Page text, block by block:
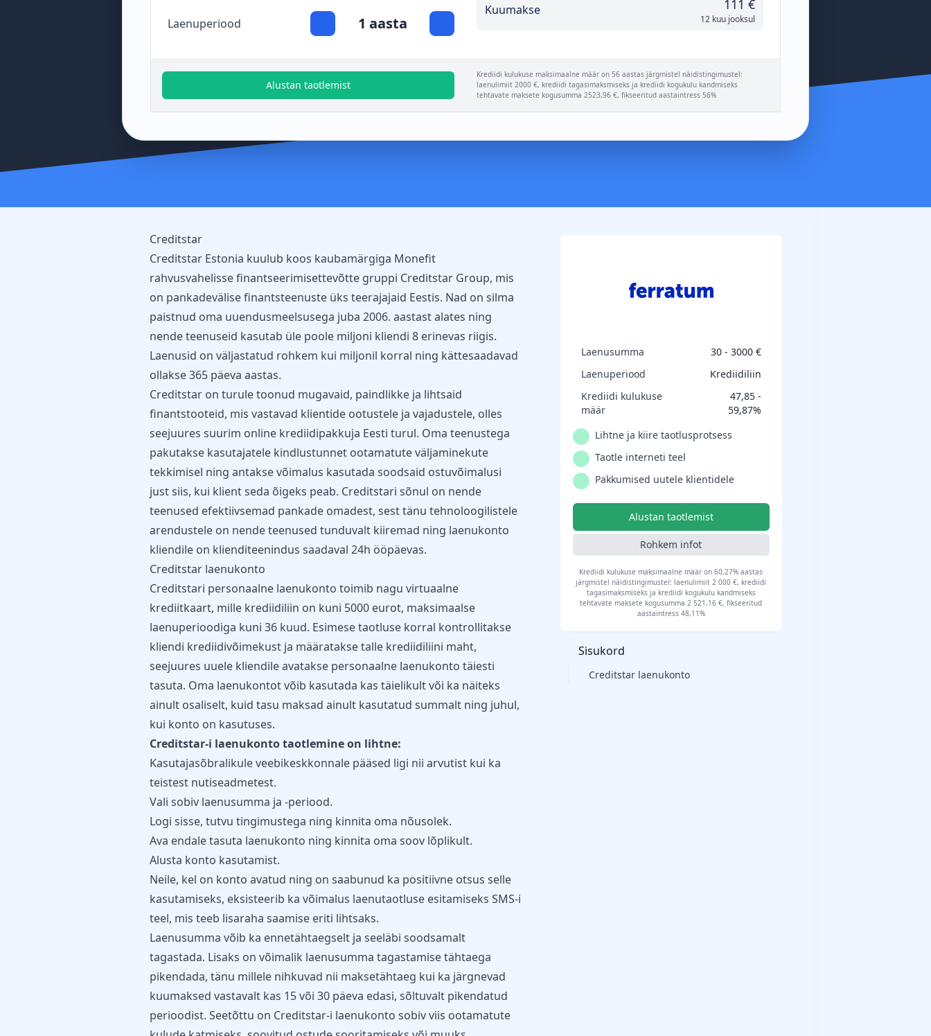
Laenuperiood 1 aasta
Kuumakse 111 €
12 kuu jooksul
Alustan taotlemist
Krediidi kulukuse maksimaalne määr on 56 aastas järgmistel näidistingimustel:
laenulimiit 2000 €, krediidi tagasimaksmiseks ja krediidi kogukulu kandmiseks
tehtavate maksete kogusumma 2523,96 €, fikseeritud aastaintress 56%
Laenusumma
30 - 3000 €
Laenuperiood
Krediidiliin
Krediidi kulukuse
määr
47,85 -
59,87%
Lihtne ja kiire taotlusprotsess
Taotle interneti teel
Pakkumised uutele klientidele
Rohkem infot
Alustan taotlemist
Krediidi kulukuse maksimaalne määr on 60,27% aastas
järgmistel näidistingimustel: laenulimiit 2 000 €, krediidi
tagasimaksmiseks ja krediidi kogukulu kandmiseks
tehtavate maksete kogusumma 2 521,16 €, fikseeritud
aastaintress 48,11%
Sisukord
Creditstar laenukonto
Creditstar
Creditstar Estonia kuulub koos kaubamärgiga Monefit
rahvusvahelisse finantseerimisettevõtte gruppi Creditstar Group, mis
on pankadevälise finantsteenuste üks teerajajaid Eestis. Nad on silma
paistnud oma uuendusmeelsusega juba 2006. aastast alates ning
nende teenuseid kasutab üle poole miljoni kliendi 8 erinevas riigis.
Laenusid on väljastatud rohkem kui miljonil korral ning kättesaadavad
ollakse 365 päeva aastas.
Creditstar on turule toonud mugavaid, paindlikke ja lihtsaid
finantstooteid, mis vastavad klientide ootustele ja vajadustele, olles
seejuures suurim online krediidipakkuja Eesti turul. Oma teenustega
pakutakse kasutajatele kindlustunnet ootamatute väljaminekute
tekkimisel ning antakse võimalus kasutada soodsaid ostuvõimalusi
just siis, kui klient seda õigeks peab. Creditstari sõnul on nende
teenused efektiivsemad pankade omadest, sest tänu tehnoloogilistele
arendustele on nende teenused tunduvalt kiiremad ning laenukonto
kliendile on klienditeenindus saadaval 24h ööpäevas.
Creditstar laenukonto
Creditstari personaalne laenukonto toimib nagu virtuaalne
krediitkaart, mille krediidiliin on kuni 5000 eurot, maksimaalse
laenuperioodiga kuni 36 kuud. Esimese taotluse korral kontrollitakse
kliendi krediidivõimekust ja määratakse talle krediidiliini maht,
seejuures uuele kliendile avatakse personaalne laenukonto täiesti
tasuta. Oma laenukontot võib kasutada kas täielikult või ka näiteks
ainult osaliselt, kuid tasu maksad ainult kasutatud summalt ning juhul,
kui konto on kasutuses.
Creditstar-i laenukonto taotlemine on lihtne:
Kasutajasõbralikule veebikeskkonnale pääsed ligi nii arvutist kui ka
teistest nutiseadmetest.
Vali sobiv laenusumma ja -periood.
Logi sisse, tutvu tingimustega ning kinnita oma nõusolek.
Ava endale tasuta laenukonto ning kinnita oma soov lõplikult.
Alusta konto kasutamist.
Neile, kel on konto avatud ning on saabunud ka positiivne otsus selle
kasutamiseks, eksisteerib ka võimalus laenutaotluse esitamiseks SMS-i
teel, mis teeb lisaraha saamise eriti lihtsaks.
Laenusumma võib ka ennetähtaegselt ja seeläbi soodsamalt
tagastada. Lisaks on võimalik laenusumma tagastamise tähtaega
pikendada, tänu millele nihkuvad nii maksetähtaeg kui ka järgnevad
kuumaksed vastavalt kas 15 või 30 päeva edasi, sõltuvalt pikendatud
perioodist. Seetõttu on Creditstar-i laenukonto sobiv viis ootamatute